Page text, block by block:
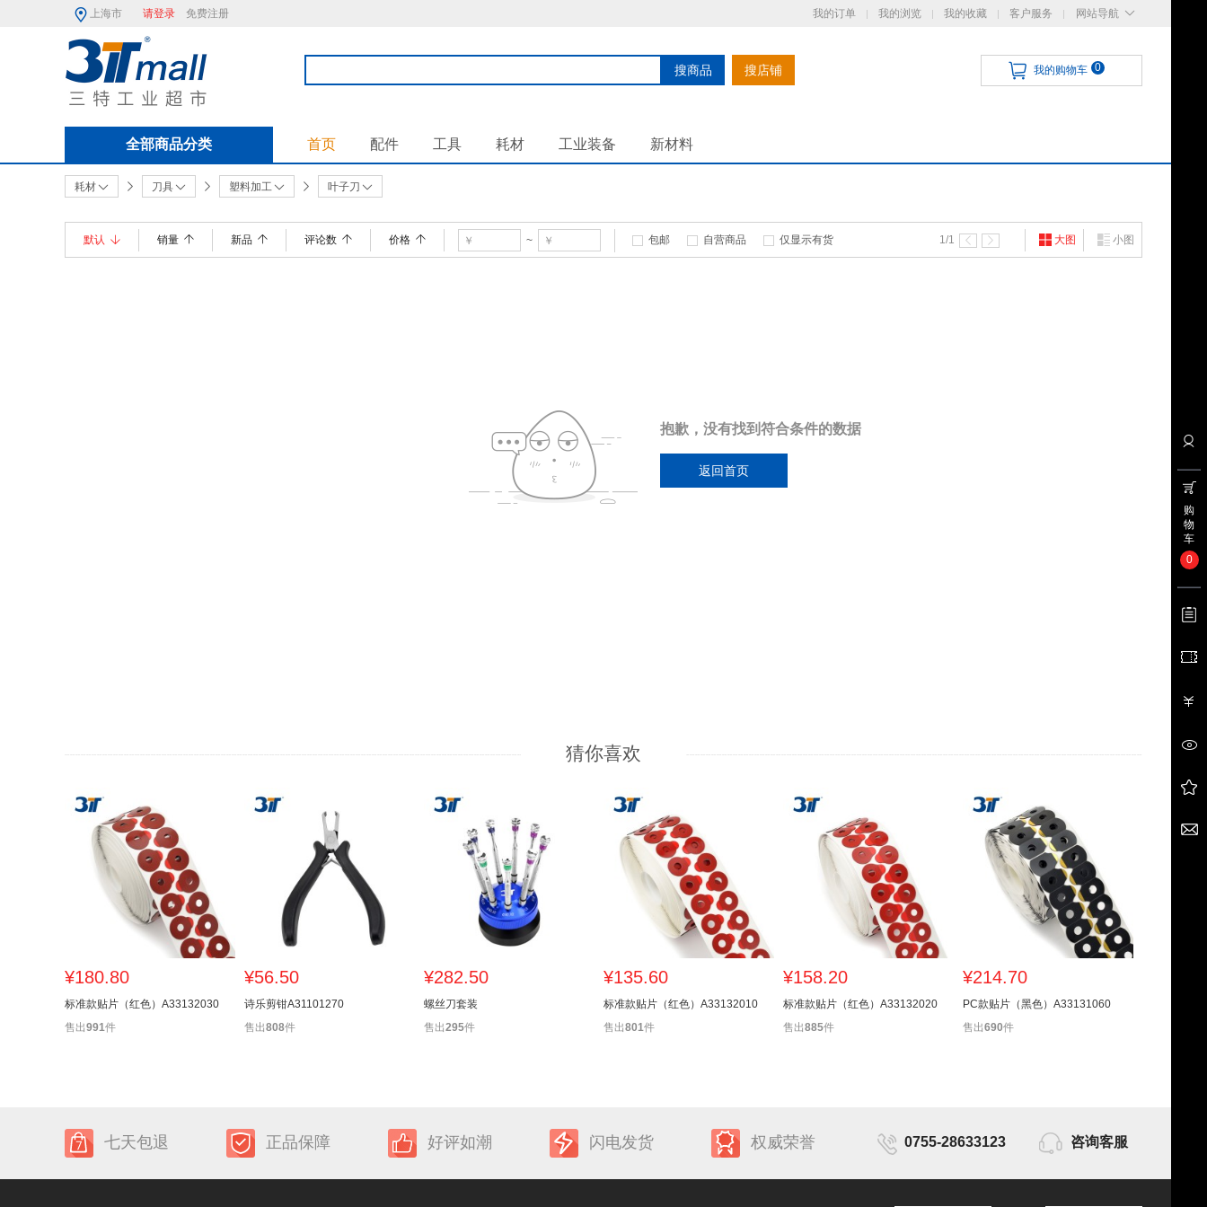
上海市 请登录 免费注册 我的订单 我的浏览 我的收藏 客户服务 网站导航
搜商品 搜店铺 我的购物车 0
全部商品分类 首页 配件 工具 耗材 工业装备 新材料
耗材 刀具 塑料加工 叶子刀
默认 销量 新品 评论数 价格 ~ 包邮 自营商品 仅显示有货 1/1 大图 小图
抱歉，没有找到符合条件的数据
返回首页
猜你喜欢
¥180.80
标准款贴片（红色）A33132030
售出991件
¥56.50
诗乐剪钳A31101270
售出808件
¥282.50
螺丝刀套装
售出295件
¥135.60
标准款贴片（红色）A33132010
售出801件
¥158.20
标准款贴片（红色）A33132020
售出885件
¥214.70
PC款贴片（黑色）A33131060
售出690件
购
物
车
0
七天包退 正品保障 好评如潮 闪电发货 权威荣誉 0755-28633123 咨询客服